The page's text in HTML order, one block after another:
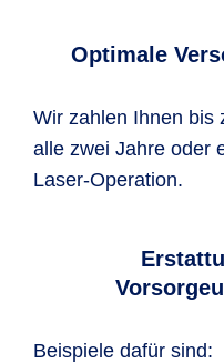
Optimale
Wir zahlen Ihnen bis
alle zwei Jahre oder
Laser-Operation.
Beispiele dafür sind: